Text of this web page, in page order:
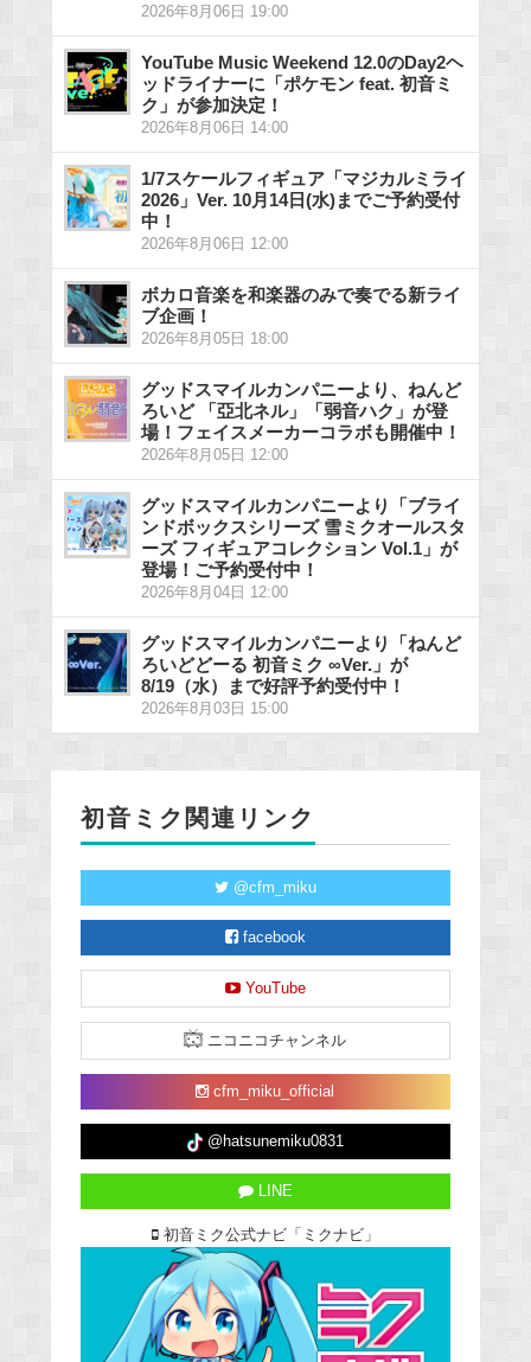
2026年8月06日 19:00
YouTube Music Weekend 12.0のDay2ヘ
ッドライナーに「ポケモン feat. 初音ミ
ク」が参加決定！
2026年8月06日 14:00
1/7スケールフィギュア「マジカルミライ
2026」Ver. 10月14日(水)までご予約受付
中！
2026年8月06日 12:00
ボカロ音楽を和楽器のみで奏でる新ライ
ブ企画！
2026年8月05日 18:00
グッドスマイルカンパニーより、ねんど
ろいど 「亞北ネル」「弱音ハク」が登
場！フェイスメーカーコラボも開催中！
2026年8月05日 12:00
グッドスマイルカンパニーより「ブライ
ンドボックスシリーズ 雪ミクオールスタ
ーズ フィギュアコレクション Vol.1」が
登場！ご予約受付中！
2026年8月04日 12:00
グッドスマイルカンパニーより「ねんど
ろいどどーる 初音ミク ∞Ver.」が
8/19（水）まで好評予約受付中！
2026年8月03日 15:00
初音ミク関連リンク
@cfm_miku
facebook
YouTube
ニコニコチャンネル
cfm_miku_official
@hatsunemiku0831
LINE
初音ミク公式ナビ「ミクナビ」